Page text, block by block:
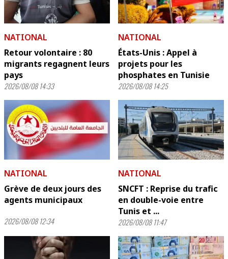
NATIONAL
Retour volontaire : 80
migrants regagnent leurs
pays
2026/08/08 14:33
NATIONAL
États-Unis : Appel à
projets pour les
phosphates en Tunisie
2026/08/08 14:25
NATIONAL
Grève de deux jours des
agents municipaux
2026/08/08 12:34
NATIONAL
SNCFT : Reprise du trafic
en double-voie entre
Tunis et ...
2026/08/08 11:47